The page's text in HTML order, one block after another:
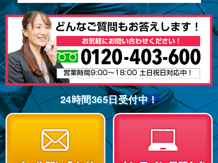
24時間365⽇受付中！